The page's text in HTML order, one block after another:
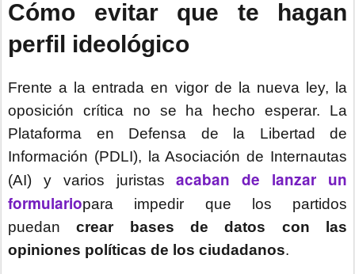
Cómo evitar que te hagan
perfil ideológico
Frente a la entrada en vigor de la nueva ley, la
oposición crítica no se ha hecho esperar. La
Plataforma en Defensa de la Libertad de
Información (PDLI), la Asociación de Internautas
(AI) y varios juristasacaban de lanzar un
formulariopara impedir que los partidos
puedancrear bases de datos con las
opiniones políticas de los ciudadanos.